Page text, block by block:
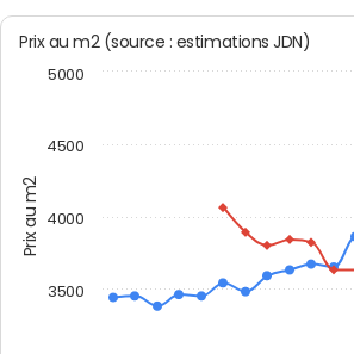
Prix au m2
Prix au m2 (source : estimations JDN)
3500
4000
4500
5000